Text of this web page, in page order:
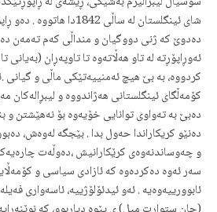
شای ئینگلستان له‌ ساڵی
ده‌دوێ که‌ ژنی دووگیان و منداڵی که‌م ته‌مه‌ن ده‌
ئه‌وڕاپۆڕته‌ له‌ تاو هه‌ڵاته‌وه‌ تا تاوپه‌ڕان (به‌یانی
کردووه‌، به‌ بێ هیچ ئه‌منییه‌تێکی ماڵی و گیانی
کۆمه‌ڵگای ئینگلستانی هه‌ژاندووه‌ و لیبڕاله‌کان
ده‌بێ به‌ ته‌واوی توانایی خۆیه‌وه ‌بۆ نه‌هێشتن و
ده‌نێو کریکاراندا حه‌ول بدا . بێجگه‌ له‌وه‌ش،
و چه‌وساندنه‌وه‌ی کرێکارانیش ،ده‌وڵه‌ت
سه‌ر ئه‌وه‌ ده‌کرده‌وه‌ که‌ ئازادی سیاسی و
ئابوورییه‌وه‌یه‌ . ئه‌و ئیدئۆلۆژییه‌‌، ئاسه‌واری